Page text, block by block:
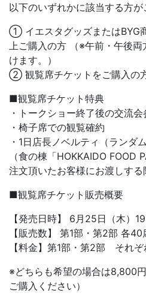
以下のいずれかに該当する方が
① イエスタグッズまたはBYG
上ご購入の方 （※午前・午後
けます。）
② 観覧席チケットをご購入の
■観覧席チケット特典
・トークショー終了後の交流
・椅子席での観覧確約
・1日店長ノベルティ（ランダ
（食の棟「HOKKAIDO FOOD
注文頂いたお客様にお渡しする
■観覧席チケット販売概要
【発売日時】 6月25日（木）
【販売数】 第1部・第2部 各40
【料金】第1部・第2部 それ
※どちらも希望の場合は8,800
ご購入ください）